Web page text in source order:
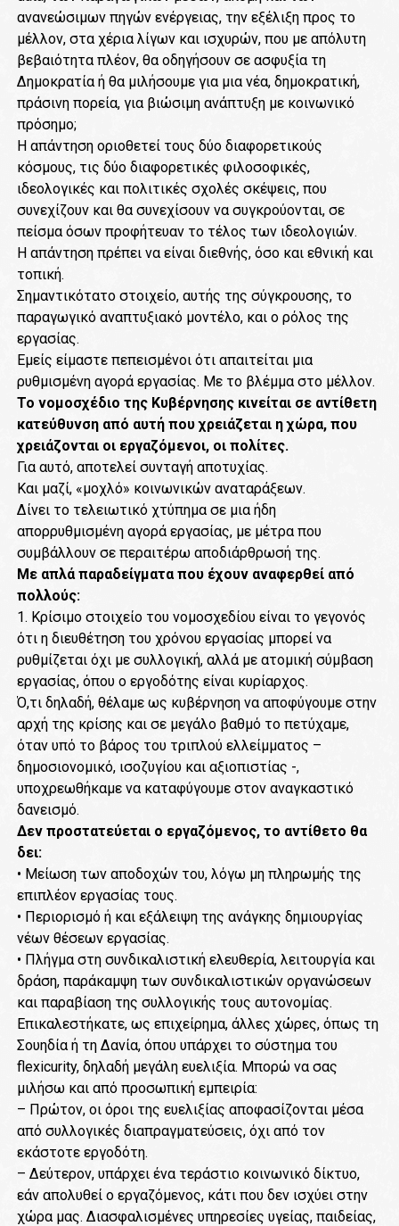
ανανεώσιμων πηγών ενέργειας, την εξέλιξη προς το
μέλλον, στα χέρια λίγων και ισχυρών, που με απόλυτη
βεβαιότητα πλέον, θα οδηγήσουν σε ασφυξία τη
Δημοκρατία ή θα μιλήσουμε για μια νέα, δημοκρατική,
πράσινη πορεία, για βιώσιμη ανάπτυξη με κοινωνικό
πρόσημο;
Η απάντηση οριοθετεί τους δύο διαφορετικούς
κόσμους, τις δύο διαφορετικές φιλοσοφικές,
ιδεολογικές και πολιτικές σχολές σκέψεις, που
συνεχίζουν και θα συνεχίσουν να συγκρούονται, σε
πείσμα όσων προφήτευαν το τέλος των ιδεολογιών.
Η απάντηση πρέπει να είναι διεθνής, όσο και εθνική και
τοπική.
Σημαντικότατο στοιχείο, αυτής της σύγκρουσης, το
παραγωγικό αναπτυξιακό μοντέλο, και ο ρόλος της
εργασίας.
Εμείς είμαστε πεπεισμένοι ότι απαιτείται μια
ρυθμισμένη αγορά εργασίας. Με το βλέμμα στο μέλλον.
Το νομοσχέδιο της Κυβέρνησης κινείται σε αντίθετη
κατεύθυνση από αυτή που χρειάζεται η χώρα, που
χρειάζονται οι εργαζόμενοι, οι πολίτες.
Για αυτό, αποτελεί συνταγή αποτυχίας.
Και μαζί, «μοχλό» κοινωνικών αναταράξεων.
Δίνει το τελειωτικό χτύπημα σε μια ήδη
απορρυθμισμένη αγορά εργασίας, με μέτρα που
συμβάλλουν σε περαιτέρω αποδιάρθρωσή της.
Με απλά παραδείγματα που έχουν αναφερθεί από
πολλούς:
1. Κρίσιμο στοιχείο του νομοσχεδίου είναι το γεγονός
ότι η διευθέτηση του χρόνου εργασίας μπορεί να
ρυθμίζεται όχι με συλλογική, αλλά με ατομική σύμβαση
εργασίας, όπου ο εργοδότης είναι κυρίαρχος.
Ό,τι δηλαδή, θέλαμε ως κυβέρνηση να αποφύγουμε στην
αρχή της κρίσης και σε μεγάλο βαθμό το πετύχαμε,
όταν υπό το βάρος του τριπλού ελλείμματος –
δημοσιονομικό, ισοζυγίου και αξιοπιστίας -,
υποχρεωθήκαμε να καταφύγουμε στον αναγκαστικό
δανεισμό.
Δεν προστατεύεται ο εργαζόμενος, το αντίθετο θα
δει:
• Μείωση των αποδοχών του, λόγω μη πληρωμής της
επιπλέον εργασίας τους.
• Περιορισμό ή και εξάλειψη της ανάγκης δημιουργίας
νέων θέσεων εργασίας.
• Πλήγμα στη συνδικαλιστική ελευθερία, λειτουργία και
δράση, παράκαμψη των συνδικαλιστικών οργανώσεων
και παραβίαση της συλλογικής τους αυτονομίας.
Επικαλεστήκατε, ως επιχείρημα, άλλες χώρες, όπως τη
Σουηδία ή τη Δανία, όπου υπάρχει το σύστημα του
flexicurity, δηλαδή μεγάλη ευελιξία. Μπορώ να σας
μιλήσω και από προσωπική εμπειρία:
– Πρώτον, οι όροι της ευελιξίας αποφασίζονται μέσα
από συλλογικές διαπραγματεύσεις, όχι από τον
εκάστοτε εργοδότη.
– Δεύτερον, υπάρχει ένα τεράστιο κοινωνικό δίκτυο,
εάν απολυθεί ο εργαζόμενος, κάτι που δεν ισχύει στην
χώρα μας. Διασφαλισμένες υπηρεσίες υγείας, παιδείας,